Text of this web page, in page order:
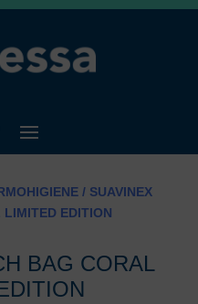
/ SUAVINEX
EDITION
BAG CORAL